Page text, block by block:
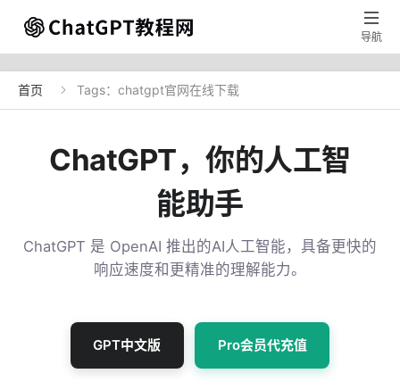

导航
首页  Tags：chatgpt官网在线下载
ChatGPT，你的人工智
能助手
ChatGPT 是 OpenAI 推出的AI人工智能，具备更快的
响应速度和更精准的理解能力。
GPT中文版 Pro会员代充值